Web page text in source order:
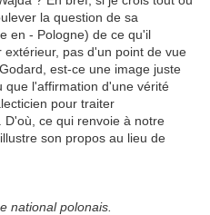
la question de sa
en - Pologne) de ce qu'il
pas d'un point de vue
est-ce une image juste
que l'affirmation d'une vérité
pour traiter
ce qui renvoie à notre
son propos au lieu de
national polonais.